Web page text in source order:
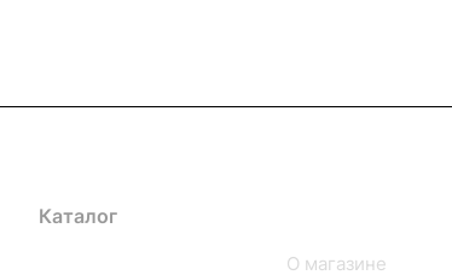
Каталог
О магазине